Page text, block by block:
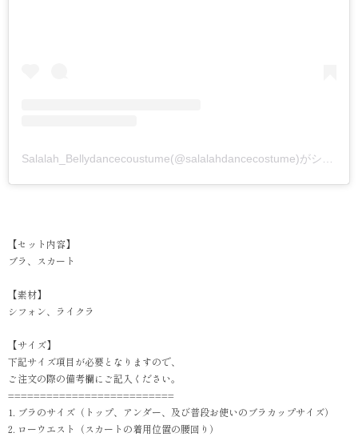
Salalah_Bellydancecoustume(@salalahdancecostume)がシェアした投稿
【セット内容】
ブラ、スカート
【素材】
シフォン、ライクラ
【サイズ】
下記サイズ項目が必要となりますので、
ご注文の際の備考欄にご記入ください。
==========================
1. ブラのサイズ（トップ、アンダー、及び普段お使いのブラカップサイズ）
2. ローウエスト（スカートの着用位置の腰回り）